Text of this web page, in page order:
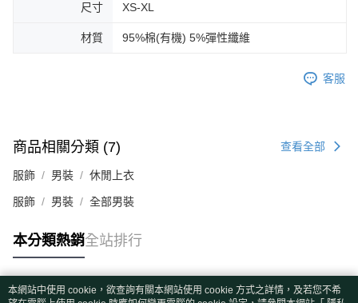
尺寸 XS-XL
材質 95%棉(有機) 5%彈性纖維
客服
商品相關分類 (7) 查看全部
服飾 男裝 休閒上衣
服飾 男裝 全部男裝
本分類熱銷全站排行
本網站中使用 cookie，欲查詢有關本網站使用 cookie 方式之詳情，及若您不希